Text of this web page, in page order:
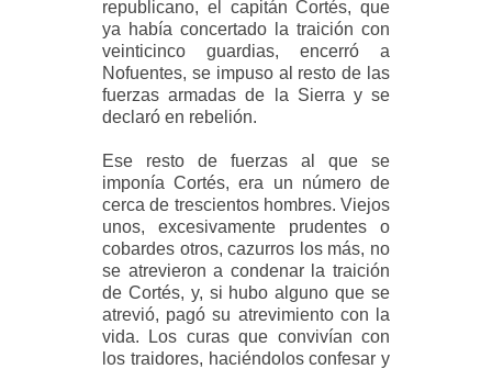
republicano, el capitán Cortés, que
ya había concertado la traición con
veinticinco guardias, encerró a
Nofuentes, se impuso al resto de las
fuerzas armadas de la Sierra y se
declaró en rebelión.
Ese resto de fuerzas al que se
imponía Cortés, era un número de
cerca de trescientos hombres. Viejos
unos, excesivamente prudentes o
cobardes otros, cazurros los más, no
se atrevieron a condenar la traición
de Cortés, y, si hubo alguno que se
atrevió, pagó su atrevimiento con la
vida. Los curas que convivían con
los traidores, haciéndolos confesar y